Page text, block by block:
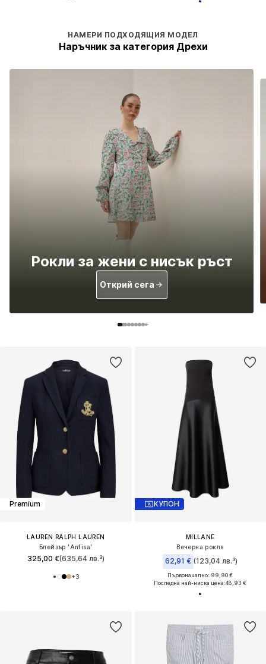
Premium
LAUREN RALPH LAUREN
Блейзър 'Anfisa'
325,00 €(635,64 лв.³)
+3
НАМЕРИ ПОДХОДЯЩИЯ МОДЕЛ
Наръчник за категория Дрехи
Рокли за жени с нисък ръст
Открий сега
КУПОН
MILLANE
Вечерна рокля
62,91 € (123,04 лв.³)
Първоначално: 99,90 €
Последна най-ниска цена:48,93 €